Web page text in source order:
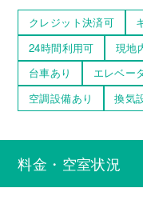
クレジット決済可
24時間利用可
現地
台車あり
エレベー
空調設備あり
換気
料金・空室状況